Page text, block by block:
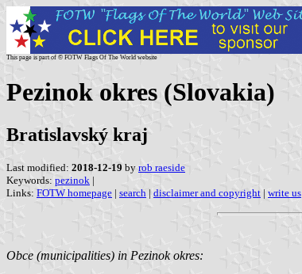
This page is part of © FOTW Flags Of The World website
Pezinok okres (Slovakia)
Bratislavský kraj
Last modified: 2018-12-19 by rob raeside
Keywords: pezinok |
Links: FOTW homepage | search | disclaimer and copyright | write us
Obce (municipalities) in Pezinok okres: